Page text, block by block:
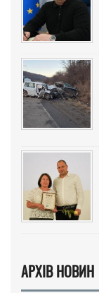
АРХІВ НОВИН